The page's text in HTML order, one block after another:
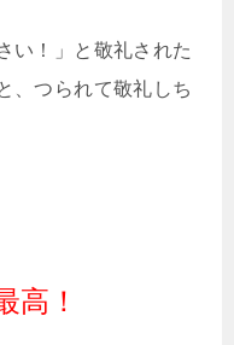
い！」と敬礼された
、つられて敬礼しち
高！